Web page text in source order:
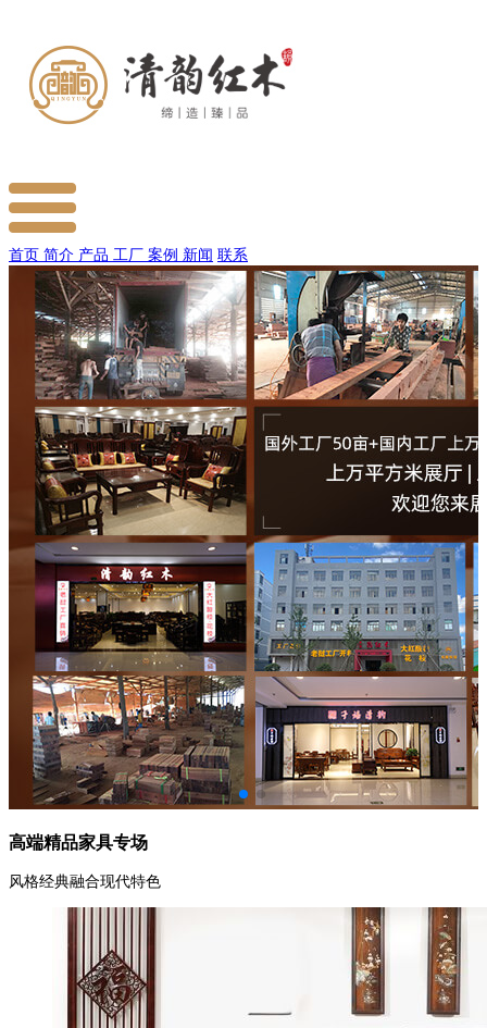
首页 简介 产品 工厂 案例 新闻 联系
高端精品家具专场
风格经典融合现代特色